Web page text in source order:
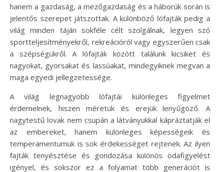
hanem a gazdaság, a mezőgazdaság és a háborúk során is
jelentős szerepet játszottak. A különböző lófajták pedig a
világ minden táján sokféle célt szolgálnak, legyen szó
sportteljesítményekről, rekreációról vagy egyszerűen csak
a szépségükről. A lófajták között találunk kicsiket és
nagyokat, gyorsakat és lassúakat, mindegyiknek megvan a
maga egyedi jellegzetessége.
A világ legnagyobb lófajtái különleges figyelmet
érdemelnek, hiszen méretük és erejük lenyűgöző. A
nagytestű lovak nem csupán a látványukkal kápráztatják el
az embereket, hanem különleges képességeik és
temperamentumuk is sok érdekességet rejtenek. Az ilyen
fajták tenyésztése és gondozása különös odafigyelést
igényel, és sokszor ez a folyamat több generációt is